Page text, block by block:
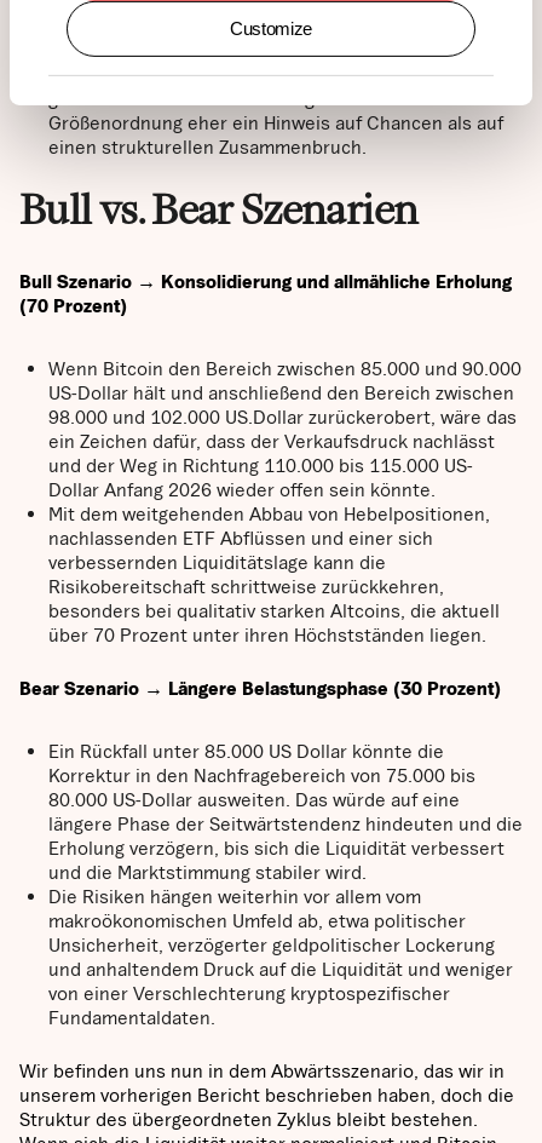
Customize
Markt ist heute institutionell deutlich breiter
aufgestellt und rund sechzehn Prozent des Bitcoin
Angebots werden von Unternehmen, Staaten und ETFs
Größenordnung eher ein Hinweis auf Chancen als auf
einen strukturellen Zusammenbruch.
Bull vs. Bear Szenarien
Bull Szenario → Konsolidierung und allmähliche Erholung
(70 Prozent)
Wenn Bitcoin den Bereich zwischen 85.000 und 90.000
US-Dollar hält und anschließend den Bereich zwischen
98.000 und 102.000 US.Dollar zurückerobert, wäre das
ein Zeichen dafür, dass der Verkaufsdruck nachlässt
und der Weg in Richtung 110.000 bis 115.000 US-
Dollar Anfang 2026 wieder offen sein könnte.
Mit dem weitgehenden Abbau von Hebelpositionen,
nachlassenden ETF Abflüssen und einer sich
verbessernden Liquiditätslage kann die
Risikobereitschaft schrittweise zurückkehren,
besonders bei qualitativ starken Altcoins, die aktuell
über 70 Prozent unter ihren Höchstständen liegen.
Bear Szenario → Längere Belastungsphase (30 Prozent)
Ein Rückfall unter 85.000 US Dollar könnte die
Korrektur in den Nachfragebereich von 75.000 bis
80.000 US-Dollar ausweiten. Das würde auf eine
längere Phase der Seitwärtstendenz hindeuten und die
Erholung verzögern, bis sich die Liquidität verbessert
und die Marktstimmung stabiler wird.
Die Risiken hängen weiterhin vor allem vom
makroökonomischen Umfeld ab, etwa politischer
Unsicherheit, verzögerter geldpolitischer Lockerung
und anhaltendem Druck auf die Liquidität und weniger
von einer Verschlechterung kryptospezifischer
Fundamentaldaten.
Wir befinden uns nun in dem Abwärtsszenario, das wir in
unserem vorherigen Bericht beschrieben haben, doch die
Struktur des übergeordneten Zyklus bleibt bestehen.